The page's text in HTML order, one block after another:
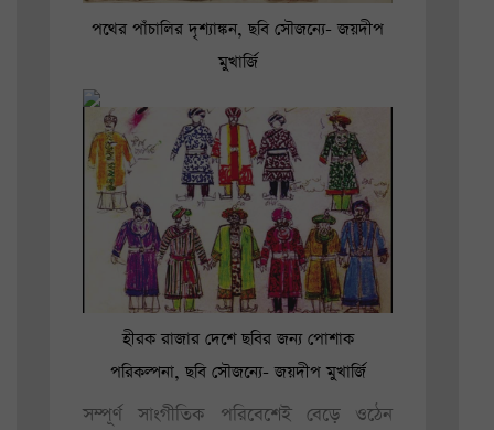
পথের পাঁচালির দৃশ্যাঙ্কন, ছবি সৌজন্যে- জয়দীপ
মুখার্জি
হীরক রাজার দেশে ছবির জন্য পোশাক
পরিকল্পনা, ছবি সৌজন্যে- জয়দীপ মুখার্জি
সম্পূর্ণ সাংগীতিক পরিবেশেই বেড়ে ওঠেন